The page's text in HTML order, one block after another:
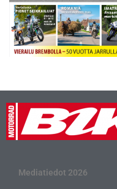
Mediatiedot 2026